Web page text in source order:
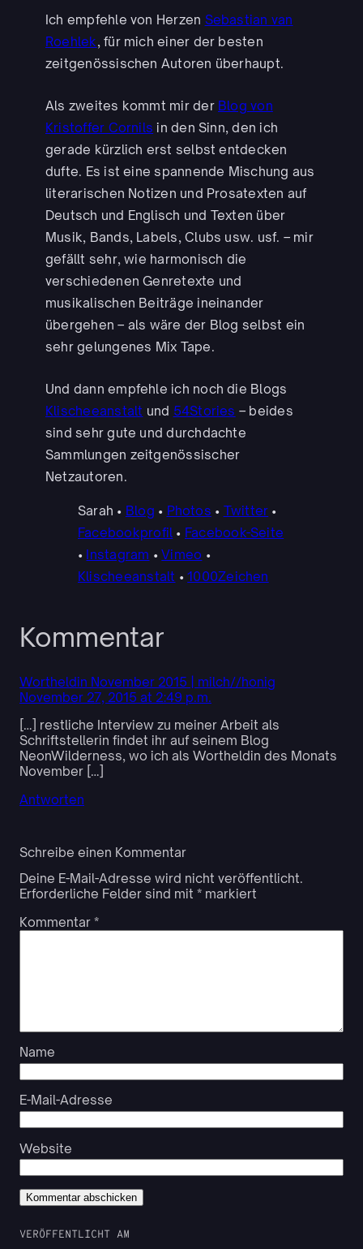
Ich empfehle von Herzen Sebastian van
Roehlek, für mich einer der besten
zeitgenössischen Autoren überhaupt.
Als zweites kommt mir der Blog von
Kristoffer Cornils in den Sinn, den ich
gerade kürzlich erst selbst entdecken
dufte. Es ist eine spannende Mischung aus
literarischen Notizen und Prosatexten auf
Deutsch und Englisch und Texten über
Musik, Bands, Labels, Clubs usw. usf. – mir
gefällt sehr, wie harmonisch die
verschiedenen Genretexte und
musikalischen Beiträge ineinander
übergehen – als wäre der Blog selbst ein
sehr gelungenes Mix Tape.
Und dann empfehle ich noch die Blogs
Klischeeanstalt und 54Stories – beides
sind sehr gute und durchdachte
Sammlungen zeitgenössischer
Netzautoren.
Sarah • Blog • Photos • Twitter •
Facebookprofil • Facebook-Seite
• Instagram •Vimeo •
Klischeeanstalt •1000Zeichen
Kommentar
Wortheldin November 2015 | milch//honig
November 27, 2015 at 2:49 p.m.
[…] restliche Interview zu meiner Arbeit als
Schriftstellerin findet ihr auf seinem Blog
NeonWilderness, wo ich als Wortheldin des Monats
November […]
Antworten
Schreibe einen Kommentar
Deine E-Mail-Adresse wird nicht veröffentlicht.
Erforderliche Felder sind mit * markiert
Kommentar *
Name
E-Mail-Adresse
Website
VERÖFFENTLICHT AM